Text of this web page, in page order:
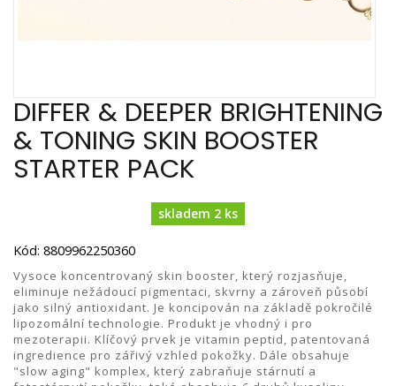
DIFFER & DEEPER BRIGHTENING
& TONING SKIN BOOSTER
STARTER PACK
skladem 2 ks
Kód: 8809962250360
Vysoce koncentrovaný skin booster, který rozjasňuje,
eliminuje nežádoucí pigmentaci, skvrny a zároveň působí
jako silný antioxidant. Je koncipován na základě pokročilé
lipozomální technologie. Produkt je vhodný i pro
mezoterapii. Klíčový prvek je vitamin peptid, patentovaná
ingredience pro zářivý vzhled pokožky. Dále obsahuje
"slow aging" komplex, který zabraňuje stárnutí a